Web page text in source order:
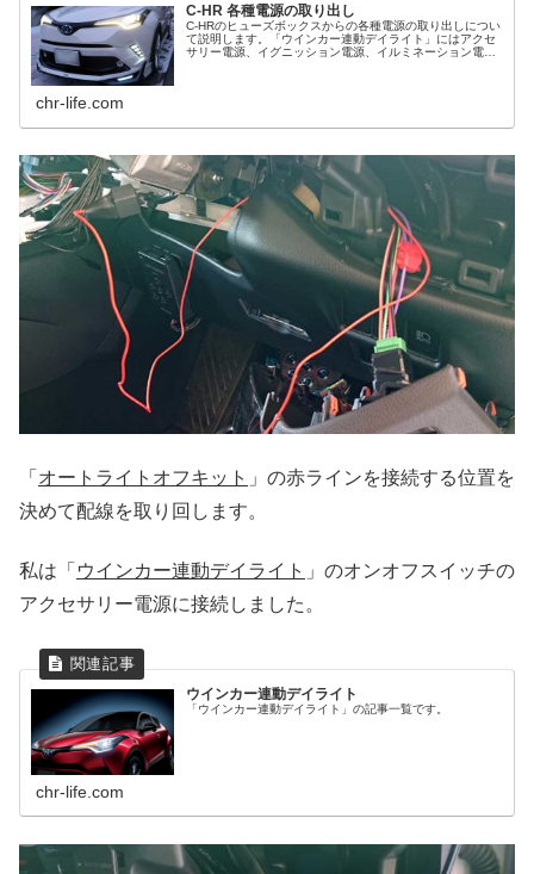
C-HR 各種電源の取り出し
C-HRのヒューズボックスからの各種電源の取り出しについ
て説明します。「ウインカー連動デイライト」にはアクセ
サリー電源、イグニッション電源、イルミネーション電源
chr-life.com
「 オートライトオフキット 」の赤ラインを接続する位置を
決めて配線を取り回します。
私は「 ウインカー連動デイライト 」のオンオフスイッチの
アクセサリー電源に接続しました。
ウインカー連動デイライト
「ウインカー連動デイライト」の記事一覧です。
chr-life.com